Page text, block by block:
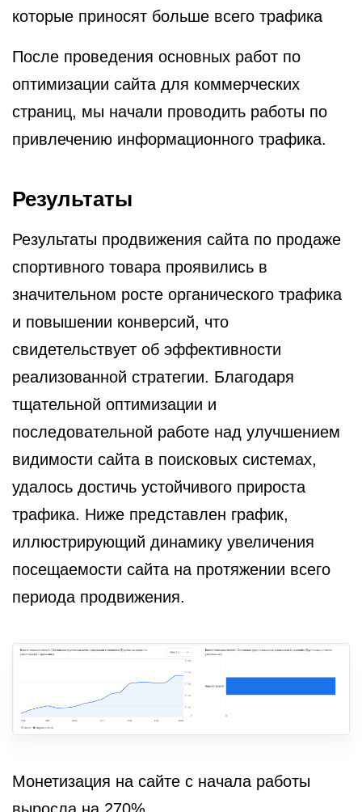
которые приносят больше всего трафика
После проведения основных работ по
оптимизации сайта для коммерческих
страниц, мы начали проводить работы по
привлечению информационного трафика.
Результаты
Результаты продвижения сайта по продаже
спортивного товара проявились в
значительном росте органического трафика
и повышении конверсий, что
свидетельствует об эффективности
реализованной стратегии. Благодаря
тщательной оптимизации и
последовательной работе над улучшением
видимости сайта в поисковых системах,
удалось достичь устойчивого прироста
трафика. Ниже представлен график,
иллюстрирующий динамику увеличения
посещаемости сайта на протяжении всего
периода продвижения.
Монетизация на сайте с начала работы